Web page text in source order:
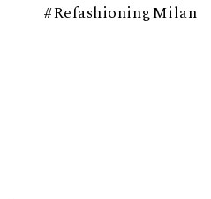
#RefashioningMilan